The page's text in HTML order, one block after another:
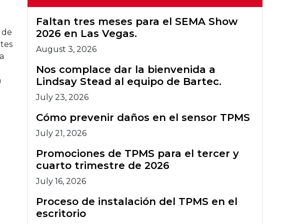
Registro de
TPMS
Accesorios TPMS
TPMS
Herramientas
herramientas
TPMS
Primeros Bartec
Boletines de
del TPMS
Wi-Fi de
Faltan tres meses para el SEMA Show
2026 en Las Vegas.
August 3, 2026
Nos complace dar la bienvenida a
Lindsay Stead al equipo de Bartec.
July 23, 2026
Cómo prevenir daños en el sensor TPMS
July 21, 2026
Promociones de TPMS para el tercer y
cuarto trimestre de 2026
July 16, 2026
Proceso de instalación del TPMS en el
escritorio